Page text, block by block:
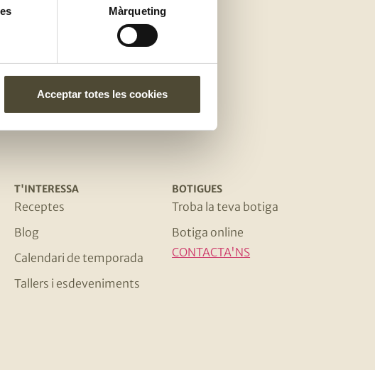
Màrqueting
Acceptar totes les cookies
T'INTERESSA
Receptes
Blog
Calendari de temporada
Tallers i esdeveniments
BOTIGUES
Troba la teva botiga
Botiga online
CONTACTA'NS